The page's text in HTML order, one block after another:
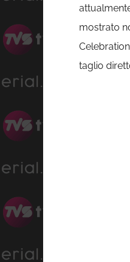
mostrato
taglio